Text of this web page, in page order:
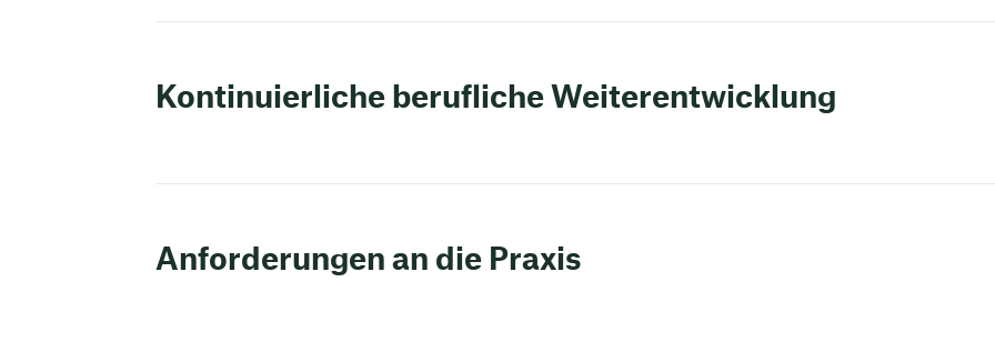
Kontinuierliche berufliche Weiterentwicklung
Anforderungen an die Praxis